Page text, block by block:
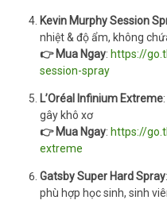
Kevin Murphy Session
nhiệt & độ ẩm, không
👉 Mua Ngay: https://
session-spray
L’Oréal Infinium Extreme
gây khô xơ
👉 Mua Ngay: https://
extreme
Gatsby Super Hard Spray
phù hợp học sinh, sinh